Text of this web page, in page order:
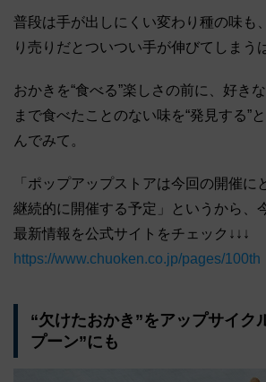
普段は手が出しにくい変わり種の味も
り売りだとついつい手が伸びてしまう
おかきを“食べる”楽しさの前に、好き
まで食べたことのない味を“発見する”
んでみて。
「ポップアップストアは今回の開催に
継続的に開催する予定」というから、
最新情報を公式サイトをチェック↓↓↓
https://www.chuoken.co.jp/pages/100th
“欠けたおかき”をアップサイク
プーン”にも